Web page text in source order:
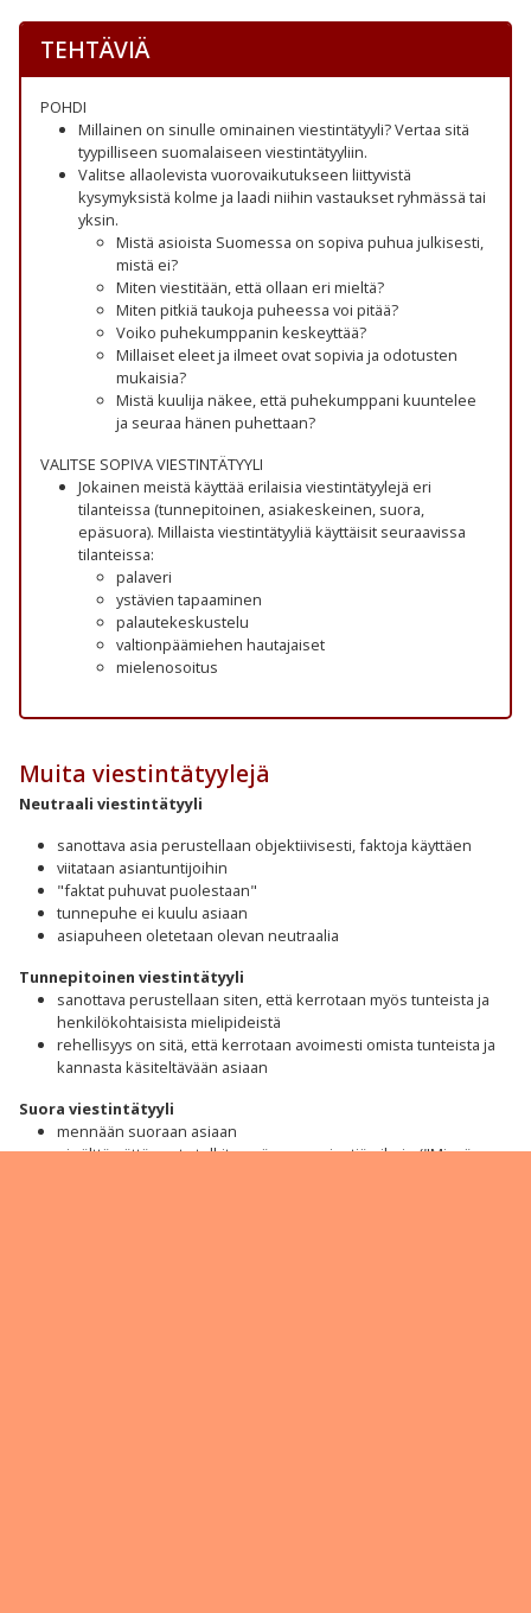
TEHTÄVIÄ
POHDI
Millainen on sinulle ominainen viestintätyyli? Vertaa sitä
tyypilliseen suomalaiseen viestintätyyliin.
Valitse allaolevista vuorovaikutukseen liittyvistä
kysymyksistä kolme ja laadi niihin vastaukset ryhmässä tai
yksin.
Mistä asioista Suomessa on sopiva puhua julkisesti,
mistä ei?
Miten viestitään, että ollaan eri mieltä?
Miten pitkiä taukoja puheessa voi pitää?
Voiko puhekumppanin keskeyttää?
Millaiset eleet ja ilmeet ovat sopivia ja odotusten
mukaisia?
Mistä kuulija näkee, että puhekumppani kuuntelee
ja seuraa hänen puhettaan?
VALITSE SOPIVA VIESTINTÄTYYLI
Jokainen meistä käyttää erilaisia viestintätyylejä eri
tilanteissa (tunnepitoinen, asiakeskeinen, suora,
epäsuora). Millaista viestintätyyliä käyttäisit seuraavissa
tilanteissa:
palaveri
ystävien tapaaminen
palautekeskustelu
valtionpäämiehen hautajaiset
mielenosoitus
Muita viestintätyylejä
Neutraali viestintätyyli
sanottava asia perustellaan objektiivisesti, faktoja käyttäen
viitataan asiantuntijoihin
"faktat puhuvat puolestaan"
tunnepuhe ei kuulu asiaan
asiapuheen oletetaan olevan neutraalia
Tunnepitoinen viestintätyyli
sanottava perustellaan siten, että kerrotaan myös tunteista ja
henkilökohtaisista mielipideistä
rehellisyys on sitä, että kerrotaan avoimesti omista tunteista ja
kannasta käsiteltävään asiaan
Suora viestintätyyli
mennään suoraan asiaan
ei välttämättä osata tulkita epäsuoraa viestiä oikein ("Missä